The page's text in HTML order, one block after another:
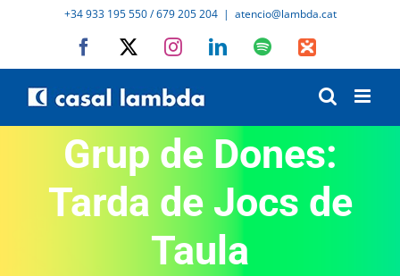
+34 933 195 550 / 679 205 204 | atencio@lambda.cat
Facebook InstagramLinkedInSpotifyIVoox
Grup de Dones:
Tarda de Jocs de
Taula